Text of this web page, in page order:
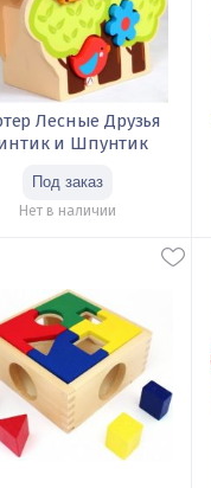
Лесные Друзья
и Шпунтик
Нет в наличии